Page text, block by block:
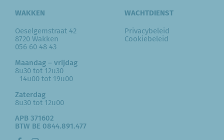
WAKKEN
Oeselgemstraat 42
8720 Wakken
056 60 48 43
Maandag – vrijdag
8u30 tot 12u30
14u00 tot 19u00
Zaterdag
8u30 tot 12u00
APB 371602
BTW BE 0844.891.477
WACHTDIENST
Privacybeleid
Cookiebeleid